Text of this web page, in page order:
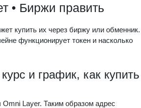
• Биржи править
купить их через биржу или обменник.
функционирует токен и насколько
и график, как купить
Omni Layer. Таким образом адрес